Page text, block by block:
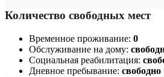
Количество свободных мест
Временное проживание: 0
Обслуживание на дому:
Социальная реабилитация:
Дневное пребывание: свободно